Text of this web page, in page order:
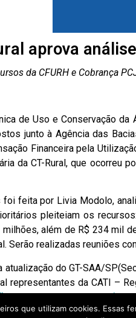
aprova
da CFURH e Cobrança
de Uso e Conservação
junto à Agência das
Financeira pela
da CT-Rural, que
feita por Livia Modolo,
pleiteiam os
além de R$ 234 mil
Serão realizadas reuniões
atualização do GT-SAA/
representantes da CATI –
Sistema CAR/SP
de recursos para
que utilizam cookies. Essas